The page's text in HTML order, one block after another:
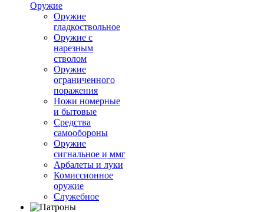
Оружие
Оружие
гладкоствольное
Оружие с
нарезным
стволом
Оружие
ограниченного
поражения
Ножи номерные
и бытовые
Средства
самообороны
Оружие
сигнальное и ммг
Арбалеты и луки
Комиссионное
оружие
Служебное